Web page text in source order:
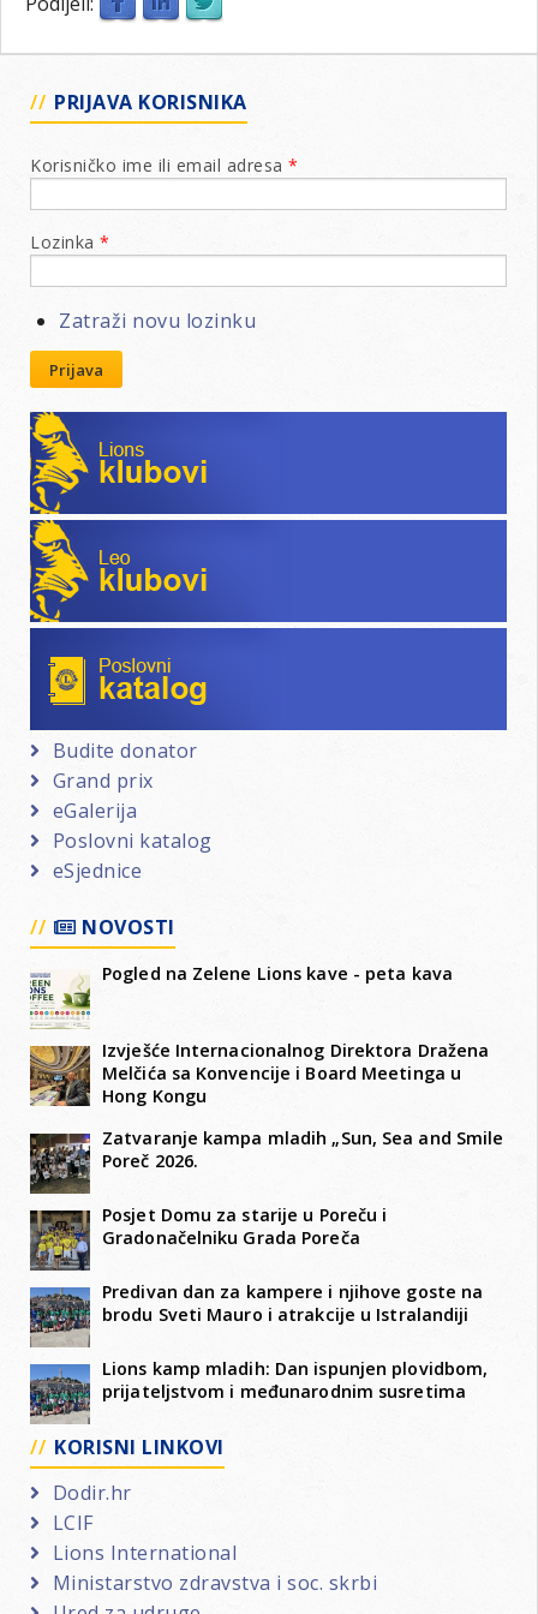
PRIJAVA KORISNIKA
Korisničko ime ili email adresa *
Lozinka *
Zatraži novu lozinku
Prijava
Lions klubovi
Leo klubovi
Budite donator
Grand prix
eGalerija
Poslovni katalog
eSjednice
NOVOSTI
Pogled na Zelene Lions kave - peta kava
Izvješće Internacionalnog Direktora Dražena
Melčića sa Konvencije i Board Meetinga u
Hong Kongu
Zatvaranje kampa mladih „Sun, Sea and Smile
Poreč 2026.
Posjet Domu za starije u Poreču i
Gradonačelniku Grada Poreča
Predivan dan za kampere i njihove goste na
brodu Sveti Mauro i atrakcije u Istralandiji
Lions kamp mladih: Dan ispunjen plovidbom,
prijateljstvom i međunarodnim susretima
KORISNI LINKOVI
Dodir.hr
LCIF
Lions International
Ministarstvo zdravstva i soc. skrbi